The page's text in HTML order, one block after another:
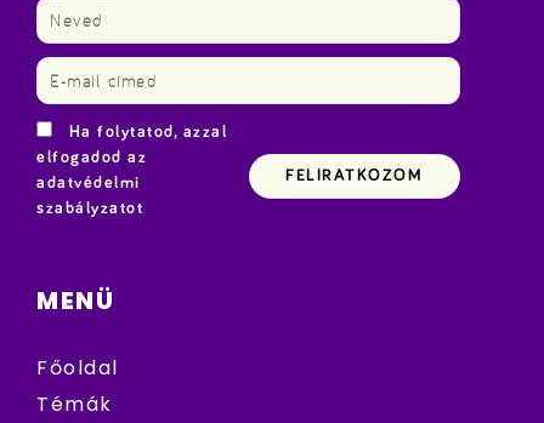
Ha folytatod, azzal
elfogadod az
adatvédelmi
szabályzatot
MENÜ
Főoldal
Témák